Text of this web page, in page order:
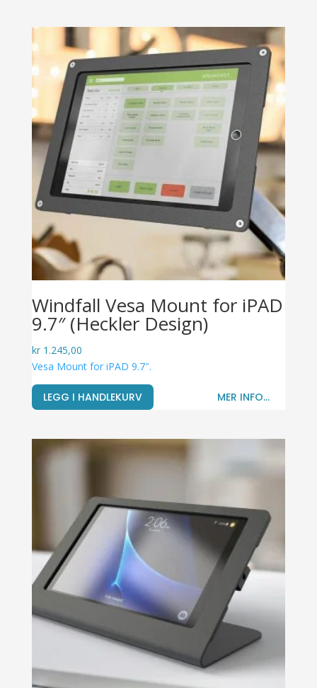
Windfall Vesa Mount for iPAD
9.7″ (Heckler Design)
kr1.245,00
Vesa Mount for iPAD 9.7″.
LEGG I HANDLEKURV MER INFO...